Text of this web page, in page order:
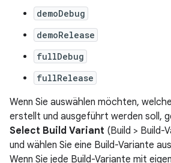
demoDebug
demoRelease
fullDebug
fullRelease
Wenn Sie auswählen möchten,
erstellt und ausgeführt werden soll,
Select Build Variant (Build > Build-
und wählen Sie eine Build-Variante
Wenn Sie jede Build-Variante mit